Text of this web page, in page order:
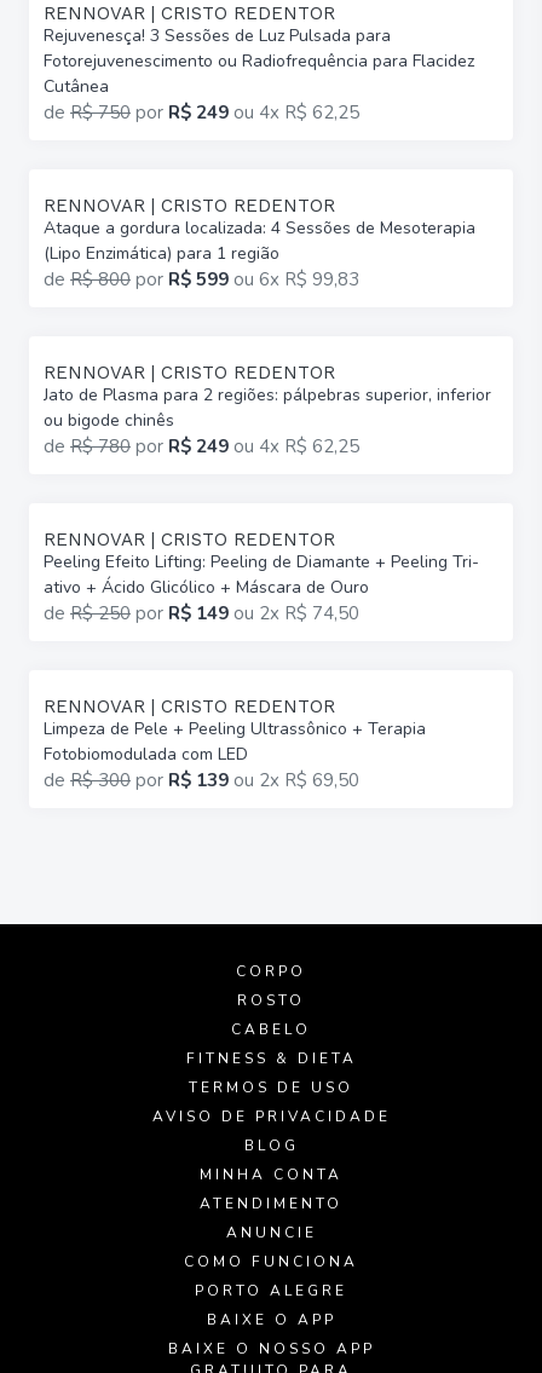
RENNOVAR | CRISTO REDENTOR
Rejuvenesça! 3 Sessões de Luz Pulsada para
Fotorejuvenescimento ou Radiofrequência para Flacidez
Cutânea
de R$ 750 por R$ 249 ou 4x R$ 62,25
RENNOVAR | CRISTO REDENTOR
Ataque a gordura localizada: 4 Sessões de Mesoterapia
(Lipo Enzimática) para 1 região
de R$ 800 por R$ 599 ou 6x R$ 99,83
RENNOVAR | CRISTO REDENTOR
Jato de Plasma para 2 regiões: pálpebras superior, inferior
ou bigode chinês
de R$ 780 por R$ 249 ou 4x R$ 62,25
RENNOVAR | CRISTO REDENTOR
Peeling Efeito Lifting: Peeling de Diamante + Peeling Tri-
ativo + Ácido Glicólico + Máscara de Ouro
de R$ 250 por R$ 149 ou 2x R$ 74,50
RENNOVAR | CRISTO REDENTOR
Limpeza de Pele + Peeling Ultrassônico + Terapia
Fotobiomodulada com LED
de R$ 300 por R$ 139 ou 2x R$ 69,50
CORPO
ROSTO
CABELO
FITNESS & DIETA
TERMOS DE USO
AVISO DE PRIVACIDADE
BLOG
MINHA CONTA
ATENDIMENTO
ANUNCIE
COMO FUNCIONA
PORTO ALEGRE
BAIXE O APP
BAIXE O NOSSO APP